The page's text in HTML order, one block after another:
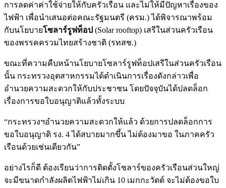
การลดค่าค่าใช้จ่ายให้กับครัวเรือน และไม่ให้มีปัญหาเรื่องของ
ไฟฟ้า เพื่อนำเสนอต่อคณะรัฐมนตรี (ครม.) ได้พิจารณาพร้อม
กับนโยบายโซลาร์รูฟท็อป (Solar rooftop) เสรีในส่วนครัวเรือน
ของพรรคครวมไทยสร้างชาติ (รทสช.)
ขณะที่ความคืบหน้านโยบายโซลาร์รูฟท็อปเสรีในส่วนครัวเรือน
นั้น กระทรวงอุตสาหกรรมได้ดำเนินการเรื่องดังกล่าวเพื่อ
อำนวยความสะดวกให้กับประชาชน โดยปัจจุบันได้ปลดล็อก
เรื่องการขอใบอนุญาติแล้วทั้งระบบ
“กระทรวงฯอำนวยความสะดวกให้แล้ว ด้วยการปลดล็อกการ
ขอใบอนุญาติ รง. 4 ได้สบายมากขึ้น ไม่ต้องมาขอ ในภาคครัว
เรือนด้วยเช่นเดียวกัน”
อย่างไรก็ดี ต้องเรียนว่าการติดตั้งโซลาร์ของครัวเรือนส่วนใหญ่
จะมีขนาดกำลังผลิตไฟฟ้าไม่เกิน 10 เมกกะวัตต์ จะไม่ต้องขอใบ